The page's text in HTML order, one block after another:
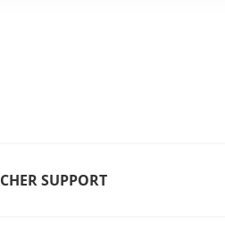
SUPPORT